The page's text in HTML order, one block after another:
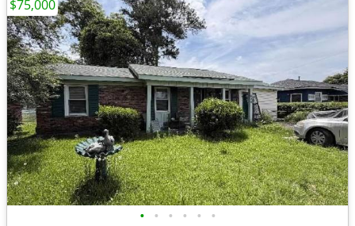
• • • • • •
$75,000